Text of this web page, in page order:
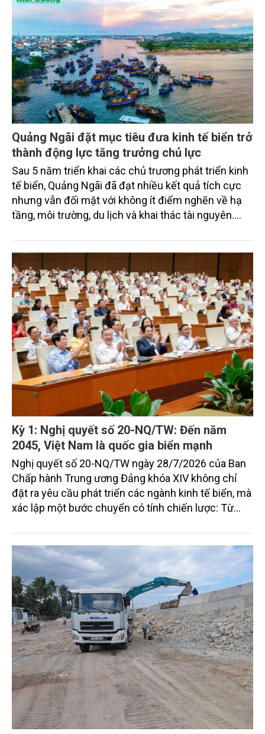
Quảng Ngãi đặt mục tiêu đưa kinh tế biển trở
thành động lực tăng trưởng chủ lực
Sau 5 năm triển khai các chủ trương phát triển kinh
tế biển, Quảng Ngãi đã đạt nhiều kết quả tích cực
nhưng vẫn đối mặt với không ít điểm nghẽn về hạ
tầng, môi trường, du lịch và khai thác tài nguyên.
đặt mục tiêu đưa kinh tế biển phát triển nhanh, bền
vững, trở thành động lực quan trọng thúc đẩy tăng
trưởng của tỉnh đến năm 2030, tầm nhìn đến năm
2045.
Kỳ 1: Nghị quyết số 20-NQ/TW: Đến năm
2045, Việt Nam là quốc gia biển mạnh
Nghị quyết số 20-NQ/TW ngày 28/7/2026 của Ban
Chấp hành Trung ương Đảng khóa XIV không chỉ
đặt ra yêu cầu phát triển các ngành kinh tế biển, mà
xác lập một bước chuyển có tính chiến lược: Từ
"phát triển kinh tế ven biển" sang "xây dựng quốc
gia biển mạnh". Trong bước chuyển ấy, ngành Nông
nghiệp và Môi trường giữ vai trò đặc biệt quan trọng,
từ hoàn thiện thể chế, quy hoạch không gian biển,
quản lý tài nguyên đến bảo vệ môi trường, phục hồi
hệ sinh thái và kiến tạo sinh kế bền vững cho người
dân ven biển, hải đảo.